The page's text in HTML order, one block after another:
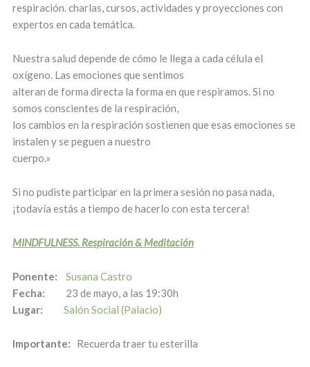
respiración. charlas, cursos, actividades y proyecciones con
expertos en cada temática.
Nuestra salud depende de cómo le llega a cada célula el
oxígeno. Las emociones que sentimos
alteran de forma directa la forma en que respiramos. Si no
somos conscientes de la respiración,
los cambios en la respiración sostienen que esas emociones se
instalen y se peguen a nuestro
cuerpo.»
Si no pudiste participar en la primera sesión no pasa nada,
¡todavía estás a tiempo de hacerlo con esta tercera!
MINDFULNESS. Respiración & Meditación
Ponente:
Susana Castro
Fecha: 23 de mayo, a las 19:30h
Lugar:
Salón Social (Palacio)
Importante: Recuerda traer tu esterilla